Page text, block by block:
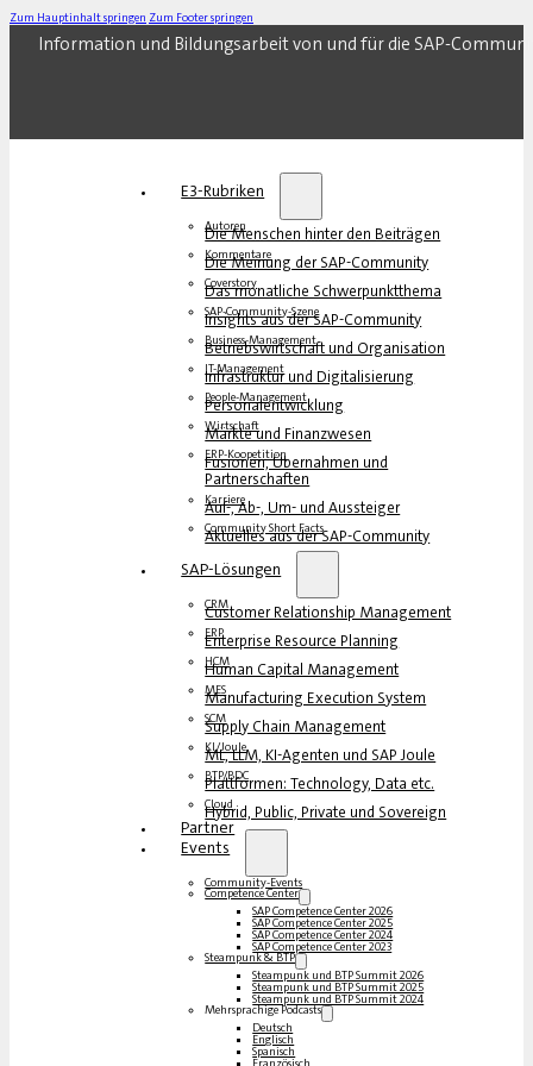
Zum Hauptinhalt springen Zum Footer springen
Information und Bildungsarbeit von und für die SAP-
E3-Rubriken
Autoren
Die Menschen hinter den Beiträgen
Kommentare
Die Meinung der SAP-Community
Coverstory
Das monatliche Schwerpunktthema
SAP-Community-Szene
Insights aus der SAP-Community
Business-Management
Betriebswirtschaft und Organisation
IT-Management
Infrastruktur und Digitalisierung
People-Management
Personalentwicklung
Wirtschaft
Märkte und Finanzwesen
ERP-Koopetition
Fusionen, Übernahmen und
Partnerschaften
Karriere
Auf-, Ab-, Um- und Aussteiger
Community Short Facts
Aktuelles aus der SAP-Community
SAP-Lösungen
CRM
Customer Relationship Management
ERP
Enterprise Resource Planning
HCM
Human Capital Management
MES
Manufacturing Execution System
SCM
Supply Chain Management
KI/Joule
ML, LLM, KI-Agenten und SAP Joule
BTP/BDC
Plattformen: Technology, Data etc.
Cloud
Hybrid, Public, Private und Sovereign
Partner
Events
Community-Events
Competence Center
SAP Competence Center 2026
SAP Competence Center 2025
SAP Competence Center 2024
SAP Competence Center 2023
Steampunk & BTP
Steampunk und BTP Summit 2026
Steampunk und BTP Summit 2025
Steampunk und BTP Summit 2024
Mehrsprachige Podcasts
Deutsch
Englisch
Spanisch